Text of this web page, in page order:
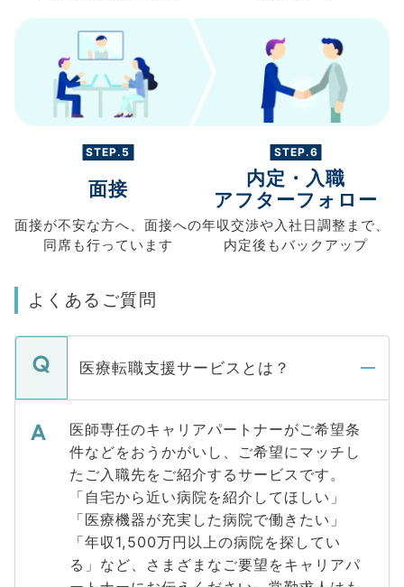
STEP.5
面接
面接が不安な方へ、 面接への
同席も行っています
STEP.6
内定・入職
アフターフォロー
年収交渉や入社日調整まで、
内定後もバックアップ
よくあるご質問
医療転職支援サービスとは？
医師専任のキャリアパートナーがご希望条
件などをおうかがいし、ご希望にマッチし
たご入職先をご紹介するサービスです。
「自宅から近い病院を紹介してほしい」
「医療機器が充実した病院で働きたい」
「年収1,500万円以上の病院を探してい
る」など、さまざまなご要望をキャリアパ